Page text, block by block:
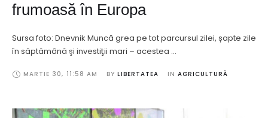
frumoasă în Europa
Sursa foto: Dnevnik Muncă grea pe tot parcursul zilei, șapte zile
în săptămână şi investiţii mari – acestea …
MARTIE 30, 11:58 AM BY LIBERTATEA IN AGRICULTURĂ